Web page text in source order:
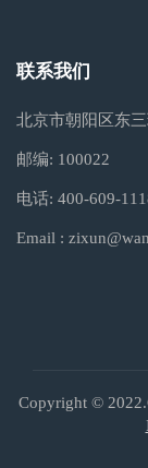
联系我们
北京市朝阳区东
邮编: 100022
电话: 400-609-
Email :
Copyright ©